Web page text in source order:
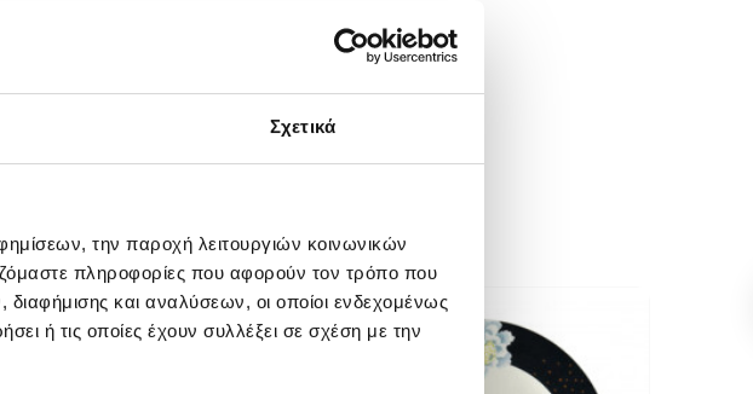
Σχετικά
την παροχή λειτουργιών κοινωνικών
πληροφορίες που αφορούν τον τρόπο που
και αναλύσεων, οι οποίοι ενδεχομένως
ή τις οποίες έχουν συλλέξει σε σχέση με την
SALE!